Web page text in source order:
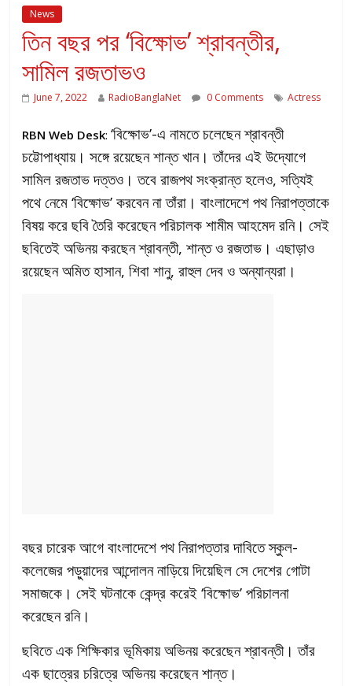
News
তিন বছর পর ‘বিক্ষোভ’ শ্রাবন্তীর,
সামিল রজতাভও
June 7, 2022 RadioBanglaNet 0 Comments Actress
RBN Web Desk:‘বিক্ষোভ’-এ নামতে চলেছেন শ্রাবন্তী
চট্টোপাধ্যায়। সঙ্গে রয়েছেন শান্ত খান। তাঁদের এই উদ্যোগে
সামিল রজতাভ দত্তও। তবে রাজপথ সংক্রান্ত হলেও, সত্যিই
পথে নেমে ‘বিক্ষোভ’ করবেন না তাঁরা। বাংলাদেশে পথ নিরাপত্তাকে
বিষয় করে ছবি তৈরি করেছেন পরিচালক শামীম আহমেদ রনি। সেই
ছবিতেই অভিনয় করছেন শ্রাবন্তী, শান্ত ও রজতাভ। এছাড়াও
রয়েছেন অমিত হাসান, শিবা শানু, রাহুল দেব ও অন্যান্যরা।
বছর চারেক আগে বাংলাদেশে পথ নিরাপত্তার দাবিতে স্কুল-
কলেজের পড়ুয়াদের আন্দোলন নাড়িয়ে দিয়েছিল সে দেশের গোটা
সমাজকে। সেই ঘটনাকে কেন্দ্র করেই ‘বিক্ষোভ’ পরিচালনা
করেছেন রনি।
ছবিতে এক শিক্ষিকার ভূমিকায় অভিনয় করেছেন শ্রাবন্তী। তাঁর
এক ছাত্রের চরিত্রে অভিনয় করেছেন শান্ত।